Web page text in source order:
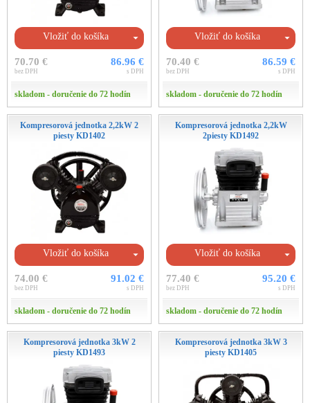
Vložiť do košíka
70.70 €
bez DPH
86.96 €
s DPH
skladom - doručenie do 72 hodín
Vložiť do košíka
70.40 €
bez DPH
86.59 €
s DPH
skladom - doručenie do 72 hodín
Kompresorová jednotka 2,2kW 2
piesty KD1402
Vložiť do košíka
74.00 €
bez DPH
91.02 €
s DPH
skladom - doručenie do 72 hodín
Kompresorová jednotka 2,2kW
2piesty KD1492
Vložiť do košíka
77.40 €
bez DPH
95.20 €
s DPH
skladom - doručenie do 72 hodín
Kompresorová jednotka 3kW 2
piesty KD1493
Kompresorová jednotka 3kW 3
piesty KD1405